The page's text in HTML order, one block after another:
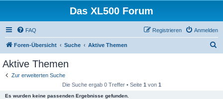
Das XL500 Forum
FAQ Anmelden
Registrieren
Foren-Übersicht Suche Aktive Themen
Aktive Themen
Zur erweiterten Suche
Die Suche ergab 0 Treffer • Seite 1 von 1
Es wurden keine passenden Ergebnisse gefunden.